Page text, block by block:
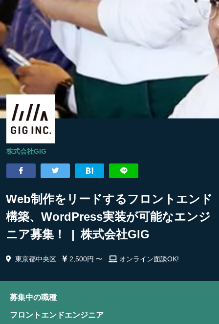
株式会社GIG
Web制作をリードするフロントエンド
構築、WordPress実装が可能なエンジ
ニア募集！ | 株式会社GIG
東京都中央区 2,500円 〜 オンライン面談OK!
募集中の職種
フロントエンドエンジニア